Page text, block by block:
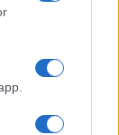
cálidos